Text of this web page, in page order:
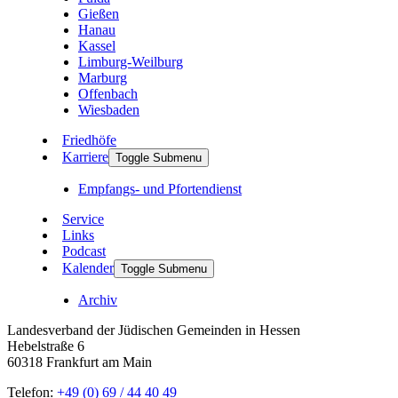
Gießen
Hanau
Kassel
Limburg-Weilburg
Marburg
Offenbach
Wiesbaden
Friedhöfe
Karriere Toggle Submenu
Empfangs- und Pfortendienst
Service
Links
Podcast
Kalender Toggle Submenu
Archiv
Landesverband der Jüdischen Gemeinden in Hessen
Hebelstraße 6
60318 Frankfurt am Main
Telefon: +49 (0) 69 / 44 40 49